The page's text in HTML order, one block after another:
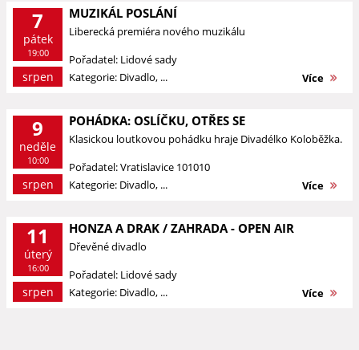
7
pátek
19:00
srpen
MUZIKÁL POSLÁNÍ
Liberecká premiéra nového muzikálu
Pořadatel: Lidové sady
Kategorie: Divadlo, ...
Více
9
neděle
10:00
srpen
POHÁDKA: OSLÍČKU, OTŘES SE
Klasickou loutkovou pohádku hraje Divadélko Koloběžka.
Pořadatel: Vratislavice 101010
Kategorie: Divadlo, ...
Více
11
úterý
16:00
srpen
HONZA A DRAK / ZAHRADA - OPEN AIR
Dřevěné divadlo
Pořadatel: Lidové sady
Kategorie: Divadlo, ...
Více